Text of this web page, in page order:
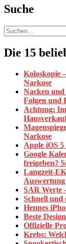
Suche
Suche
nach:
Die 15
Koloskopie
Narkose
Nacken
Folgen und
Achtung:
Narkose
Apple iOS
Google
freigeben?
Langzeit-
Auswertung
SAR Werte
Schnell und
Hennes
Beste
Offizielle
Krebs: